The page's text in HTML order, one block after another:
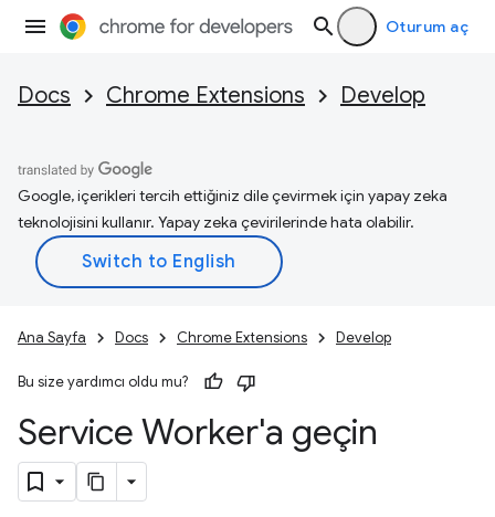
Oturum aç
Docs Chrome Extensions Develop
Google, içerikleri tercih ettiğiniz dile çevirmek için yapay zeka
teknolojisini kullanır. Yapay zeka çevirilerinde hata olabilir.
Ana Sayfa Docs Chrome Extensions Develop
Bu size yardımcı oldu mu?
Service Worker'a geçin